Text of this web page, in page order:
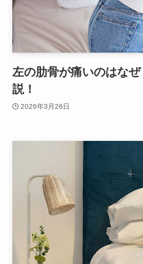
左の肋骨が痛いのはな
説！
2026年3月26日